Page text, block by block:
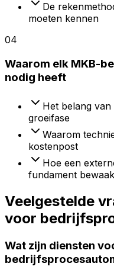
De
moeten kennen
04
Waarom elk MKB-
nodig heeft
Het belang
groeifase
Waarom
kostenpost
Hoe een
fundament
Veelgestelde
voor
Wat zijn diensten